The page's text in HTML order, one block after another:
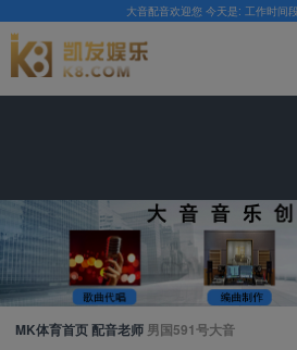
大音配音mk体
育
大音配音欢迎您 今天是: 工作时间
MK体育首页配音老师 男国591号大音